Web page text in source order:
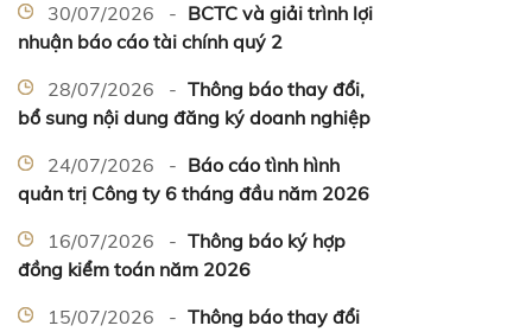
30/07/2026 - BCTC và giải trình lợi
nhuận báo cáo tài chính quý 2
28/07/2026 - Thông báo thay đổi,
bổ sung nội dung đăng ký doanh nghiệp
24/07/2026 - Báo cáo tình hình
quản trị Công ty 6 tháng đầu năm 2026
16/07/2026 - Thông báo ký hợp
đồng kiểm toán năm 2026
15/07/2026 - Thông báo thay đổi